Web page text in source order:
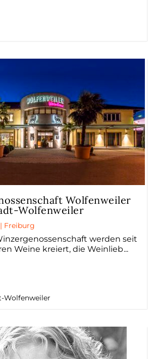
Wolfenweiler
Wolfenweiler
| Freiburg
werden seit
Weine kreiert, die Weinlieb
Wolfenweiler